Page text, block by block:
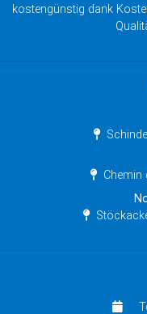
kostengünstig dank
Chemin